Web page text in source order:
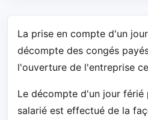
La prise en compte d'un
décompte des congés
l'ouverture de l'entreprise
Le décompte d'un jour férié
salarié est effectué de la